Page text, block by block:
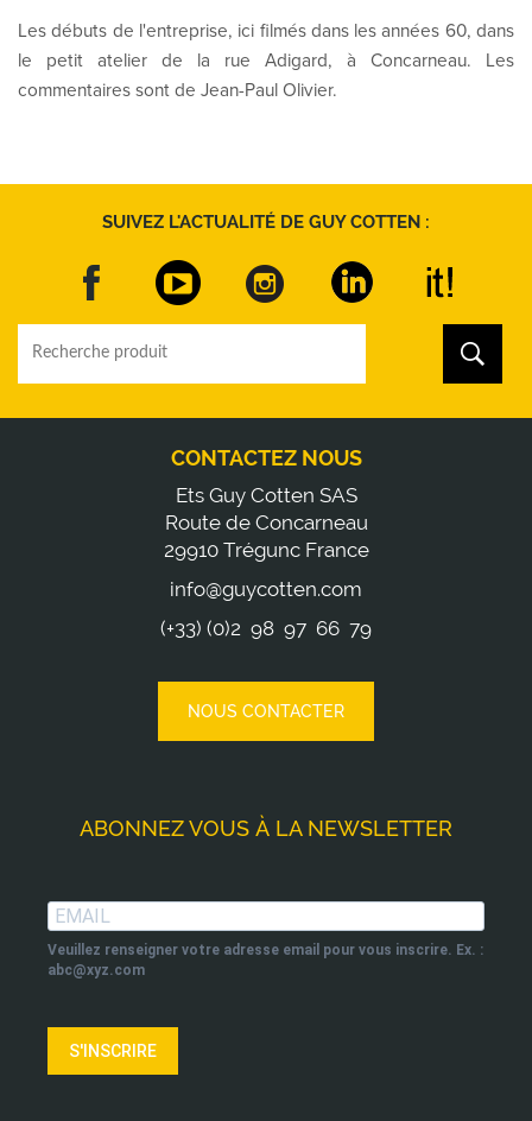
Les débuts de l'entreprise, ici filmés dans les années 60, dans
le petit atelier de la rue Adigard, à Concarneau. Les
commentaires sont de Jean-Paul Olivier.
SUIVEZ L'ACTUALITÉ DE GUY COTTEN :
CONTACTEZ NOUS
Ets Guy Cotten SAS
Route de Concarneau
29910 Trégunc France
info@guycotten.com
(+33) (0)2 98 97 66 79
NOUS CONTACTER
ABONNEZ VOUS À LA NEWSLETTER
Veuillez renseigner votre adresse email pour vous inscrire. Ex. :
abc@xyz.com
S'INSCRIRE